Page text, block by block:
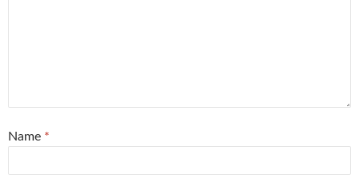
Name *